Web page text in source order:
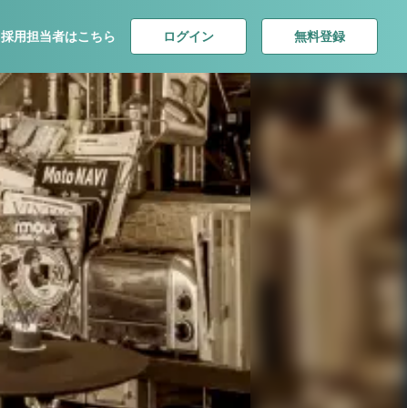
採用担当者はこちら ログイン 無料登録